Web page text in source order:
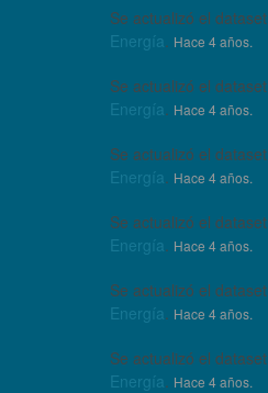
Se actualizó el dataset
Energía. Hace 4 años.
Se actualizó el dataset
Energía. Hace 4 años.
Se actualizó el dataset
Energía. Hace 4 años.
Se actualizó el dataset
Energía. Hace 4 años.
Se actualizó el dataset
Energía. Hace 4 años.
Se actualizó el dataset
Energía. Hace 4 años.